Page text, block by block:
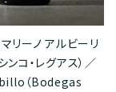
リーノ アルビーリ
ンコ・レグアス）／
（Bodegas